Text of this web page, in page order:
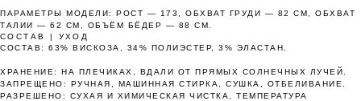
ПАРАМЕТРЫ МОДЕЛИ: РОСТ — 173, ОБХВАТ ГРУДИ — 82 СМ, ОБХВАТ
ТАЛИИ — 62 СМ, ОБЪЁМ БЁДЕР — 88 СМ.
СОСТАВ | УХОД
СОСТАВ: 63% ВИСКОЗА, 34% ПОЛИЭСТЕР, 3% ЭЛАСТАН.
ХРАНЕНИЕ: НА ПЛЕЧИКАХ, ВДАЛИ ОТ ПРЯМЫХ СОЛНЕЧНЫХ ЛУЧЕЙ.
ЗАПРЕЩЕНО: РУЧНАЯ, МАШИННАЯ СТИРКА, СУШКА, ОТБЕЛИВАНИЕ.
РАЗРЕШЕНО: СУХАЯ И ХИМИЧЕСКАЯ ЧИСТКА, ТЕМПЕРАТУРА
Без комиссий и переплат
Как обычная оплата картой